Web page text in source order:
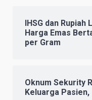
IHSG dan
Harga Emas
per Gram
Oknum Sekurity
Keluarga